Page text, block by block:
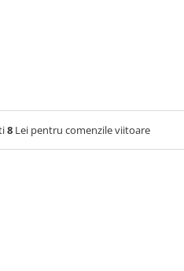
8 Lei pentru comenzile viitoare